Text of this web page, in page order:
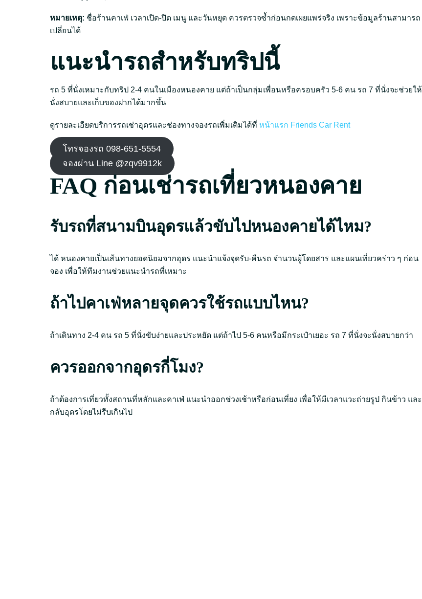
หมายเหตุ: ชื่อร้านคาเฟ่ เวลาเปิด-ปิด เมนู และวันหยุด ควรตรวจซ้ำก่อนกดเผยแพร่จริง เพราะข้อมูลร้านสามารถ
เปลี่ยนได้
แนะนำรถสำหรับทริปนี้
รถ 5 ที่นั่งเหมาะกับทริป 2-4 คนในเมืองหนองคาย แต่ถ้าเป็นกลุ่มเพื่อนหรือครอบครัว 5-6 คน รถ 7 ที่นั่งจะช่วยให้
นั่งสบายและเก็บของฝากได้มากขึ้น
ดูรายละเอียดบริการรถเช่าอุดรและช่องทางจองรถเพิ่มเติมได้ที่ หน้าแรก Friends Car Rent
โทรจองรถ 098-651-5554
จองผ่าน Line @zqv9912k
FAQ ก่อนเช่ารถเที่ยวหนองคาย
รับรถที่สนามบินอุดรแล้วขับไปหนองคายได้ไหม?
ได้ หนองคายเป็นเส้นทางยอดนิยมจากอุดร แนะนำแจ้งจุดรับ-คืนรถ จำนวนผู้โดยสาร และแผนเที่ยวคร่าว ๆ ก่อน
จอง เพื่อให้ทีมงานช่วยแนะนำรถที่เหมาะ
ถ้าไปคาเฟ่หลายจุดควรใช้รถแบบไหน?
ถ้าเดินทาง 2-4 คน รถ 5 ที่นั่งขับง่ายและประหยัด แต่ถ้าไป 5-6 คนหรือมีกระเป๋าเยอะ รถ 7 ที่นั่งจะนั่งสบายกว่า
ควรออกจากอุดรกี่โมง?
ถ้าต้องการเที่ยวทั้งสถานที่หลักและคาเฟ่ แนะนำออกช่วงเช้าหรือก่อนเที่ยง เพื่อให้มีเวลาแวะถ่ายรูป กินข้าว และ
กลับอุดรโดยไม่รีบเกินไป